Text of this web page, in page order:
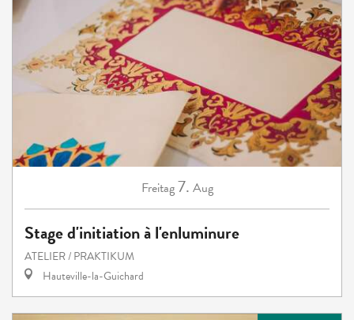
Freitag7. Aug
Stage d'initiation à l'enluminure
ATELIER / PRAKTIKUM
Hauteville-la-Guichard